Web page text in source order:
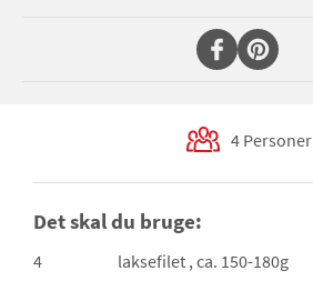
4 Personer
Det skal du bruge:
4 laksefilet , ca. 150-180g